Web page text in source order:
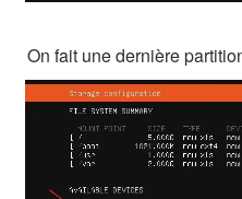
On fait une dernière